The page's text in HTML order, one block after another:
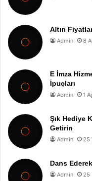
Altın
Admin 8
E İmza
İpuçları
Admin 1
Şık Hediye
Getirin
Admin 25
Dans
Admin 25